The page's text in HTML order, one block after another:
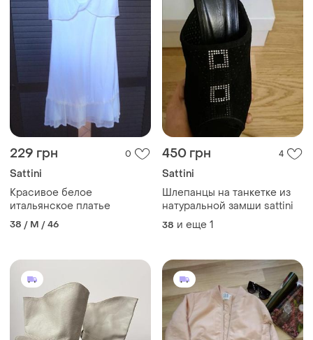
229 грн 0
Sattini
Красивое белое
итальянское платье
38 / M / 46
450 грн 4
Sattini
Шлепанцы на танкетке из
натуральной замши sattini
38 и еще 1